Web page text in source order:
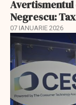
Negrescu:
07 IANUARIE 2026